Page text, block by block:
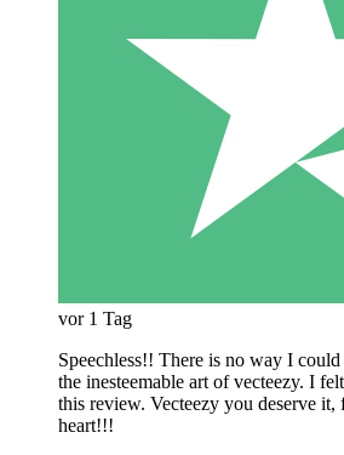
vor 1 Tag
Speechless!! There is no way I
the inesteemable art of vecteezy. I
this review. Vecteezy you deserve
heart!!!